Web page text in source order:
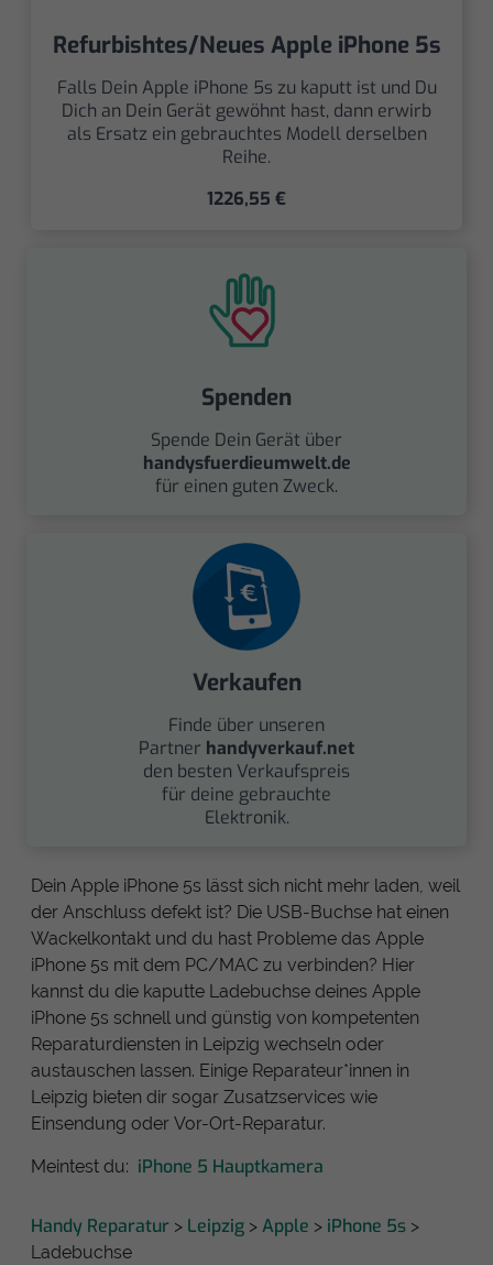
Refurbishtes/Neues Apple iPhone 5s
Falls Dein Apple iPhone 5s zu kaputt ist und Du
Dich an Dein Gerät gewöhnt hast, dann erwirb
als Ersatz ein gebrauchtes Modell derselben
Reihe.
1226,55 €
Spenden
Spende Dein Gerät über
handysfuerdieumwelt.de
für einen guten Zweck.
Verkaufen
Finde über unseren
Partner handyverkauf.net
den besten Verkaufspreis
für deine gebrauchte
Elektronik.
Dein Apple iPhone 5s lässt sich nicht mehr laden, weil
der Anschluss defekt ist? Die USB-Buchse hat einen
Wackelkontakt und du hast Probleme das Apple
iPhone 5s mit dem PC/MAC zu verbinden? Hier
kannst du die kaputte Ladebuchse deines Apple
iPhone 5s schnell und günstig von kompetenten
Reparaturdiensten in Leipzig wechseln oder
austauschen lassen. Einige Reparateur*innen in
Leipzig bieten dir sogar Zusatzservices wie
Einsendung oder Vor-Ort-Reparatur.
Meintest du: iPhone 5 Hauptkamera
Handy Reparatur > Leipzig > Apple > iPhone 5s >
Ladebuchse